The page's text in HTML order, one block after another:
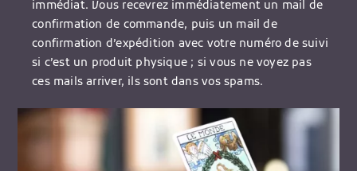
immédiat. Vous recevrez immédiatement un mail de
confirmation de commande, puis un mail de
confirmation d’expédition avec votre numéro de suivi
si c’est un produit physique ; si vous ne voyez pas
ces mails arriver, ils sont dans vos spams.